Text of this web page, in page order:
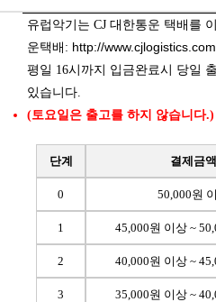
유럽악기는 CJ 대한통운 택배를
운택배: http://www.cjlogistics.com
평일 16시까지 입금완료시 당일
있습니다.
(토요일은 출고를 하지 않습니다.)
단계 결제금액
0 50,000원
1 45,000원 이상 ~
2 40,000원 이상 ~
3 35,000원 이상 ~